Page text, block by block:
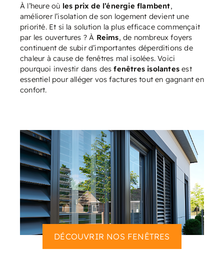
À l’heure où les prix de l’énergie flambent,
améliorer l’isolation de son logement devient une
priorité. Et si la solution la plus efficace commençait
par les ouvertures ? À Reims, de nombreux foyers
continuent de subir d’importantes déperditions de
chaleur à cause de fenêtres mal isolées. Voici
pourquoi investir dans desfenêtres isolantes est
essentiel pour alléger vos factures tout en gagnant en
confort.
DÉCOUVRIR NOS FENÊTRES